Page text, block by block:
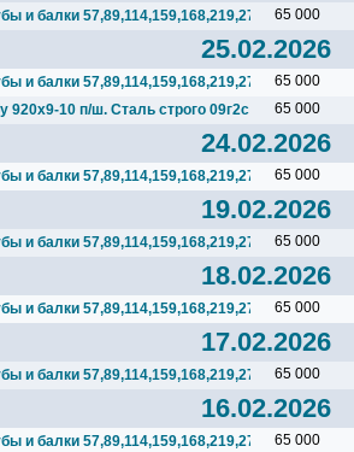
и балки 65 000
25.02.2026
и балки
65 000
920х9-10 п/ш. Сталь строго 09г2с или 17г1с...
65 000
24.02.2026
и балки 65 000
19.02.2026
и балки 65 000
18.02.2026
и балки 65 000
17.02.2026
и балки 65 000
16.02.2026
и балки 65 000